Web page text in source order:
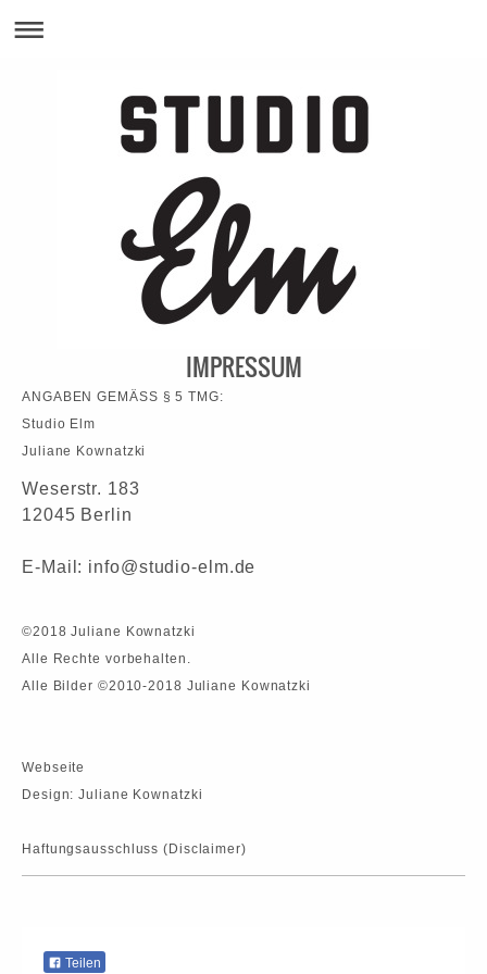
IMPRESSUM
ANGABEN GEMÄSS § 5 TMG:
Studio Elm
Juliane Kownatzki
Weserstr. 183
12045 Berlin
E-Mail: info@studio-elm.de
©2018 Juliane Kownatzki
Alle Rechte vorbehalten.
Alle Bilder ©2010-2018 Juliane Kownatzki
Webseite
Design: Juliane Kownatzki
Haftungsausschluss (Disclaimer)
Teilen